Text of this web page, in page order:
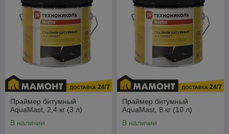
Праймер битумный
AquaMast, 2,4 кг (3 л)
В наличии
Праймер битумный
AquaMast, 8 кг (10 л)
В наличии